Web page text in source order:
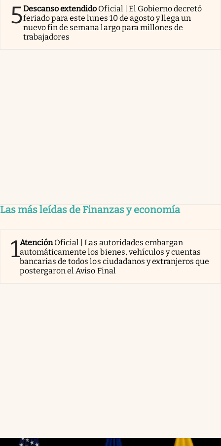
5Descanso extendido Oficial | El Gobierno decretó
feriado para este lunes 10 de agosto y llega un
nuevo fin de semana largo para millones de
trabajadores
Las más leídas de Finanzas y economía
1AtenciónOficial | Las autoridades embargan
automáticamente los bienes, vehículos y cuentas
bancarias de todos los ciudadanos y extranjeros que
postergaron el Aviso Final